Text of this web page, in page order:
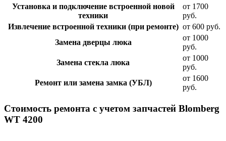
Установка и подключение встроенной новой
техники
от 1700
руб.
Извлечение встроенной техники (при ремонте) от 600 руб.
Замена дверцы люка
от 1000
руб.
Замена стекла люка
от 1000
руб.
Ремонт или замена замка (УБЛ)
от 1600
руб.
Стоимость ремонта с учетом запчастей Blomberg
WT 4200